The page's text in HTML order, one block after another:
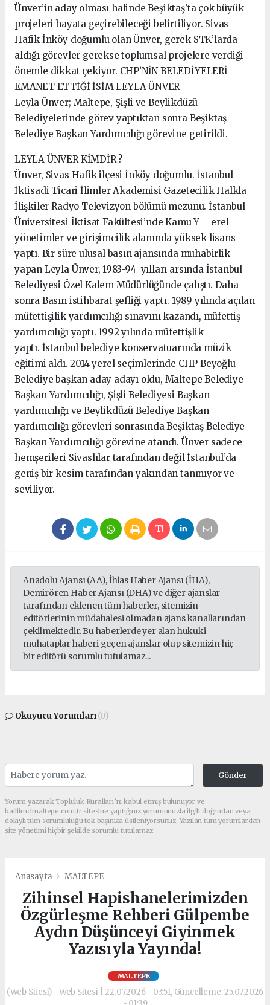
Ünver’in aday olması halinde Beşiktaş’ta çok büyük
projeleri hayata geçirebileceği belirtiliyor. Sivas
Hafik İnköy doğumlu olan Ünver, gerek STK’larda
aldığı görevler gerekse toplumsal projelere verdiği
önemle dikkat çekiyor. CHP’NİN BELEDİYELERİ
EMANET ETTİĞİ İSİM LEYLA ÜNVER
Leyla Ünver; Maltepe, Şişli ve Beylikdüzü
Belediyelerinde görev yaptıktan sonra Beşiktaş
Belediye Başkan Yardımcılığı görevine getirildi.
LEYLA ÜNVER KİMDİR ?
Ünver, Sivas Hafik ilçesi İnköy doğumlu. İstanbul
İktisadi Ticari İlimler Akademisi Gazetecilik Halkla
İlişkiler Radyo Televizyon bölümü mezunu. İstanbul
Üniversitesi İktisat Fakültesi’nde Kamu Y erel
yönetimler ve girişimcilik alanında yüksek lisans
yaptı. Bir süre ulusal basın ajansında muhabirlik
yapan Leyla Ünver, 1983-94 yılları arsında İstanbul
Belediyesi Özel Kalem Müdürlüğünde çalıştı. Daha
sonra Basın istihbarat şefliği yaptı. 1989 yılında açılan
müfettişilik yardımcılığı sınavını kazandı, müfettiş
yardımcılığı yaptı. 1992 yılında müfettişlik
yaptı. İstanbul belediye konservatuarında müzik
eğitimi aldı. 2014 yerel seçimlerinde CHP Beyoğlu
Belediye başkan aday adayı oldu, Maltepe Belediye
Başkan Yardımcılığı, Şişli Belediyesi Başkan
yardımcılığı ve Beylikdüzü Belediye Başkan
yardımcılığı görevleri sonrasında Beşiktaş Belediye
Başkan Yardımcılığı görevine atandı. Ünver sadece
hemşerileri Sivaslılar tarafından değil İstanbul’da
geniş bir kesim tarafından yakından tanınıyor ve
seviliyor.
Anadolu Ajansı (AA), İhlas Haber Ajansı (İHA),
Demirören Haber Ajansı (DHA) ve diğer ajanslar
tarafından eklenen tüm haberler, sitemizin
editörlerinin müdahalesi olmadan ajans kanallarından
çekilmektedir. Bu haberlerde yer alan hukuki
muhataplar haberi geçen ajanslar olup sitemizin hiç
bir editörü sorumlu tutulamaz...
Okuyucu Yorumları(0)
Gönder
Yorum yazarak Topluluk Kuralları’nı kabul etmiş bulunuyor ve
katilimcimaltepe.com.tr sitesine yaptığınız yorumunuzla ilgili doğrudan veya
dolaylı tüm sorumluluğu tek başınıza üstleniyorsunuz. Yazılan tüm yorumlardan
site yönetimi hiçbir şekilde sorumlu tutulamaz.
Anasayfa MALTEPE
Zihinsel Hapishanelerimizden
Özgürleşme Rehberi Gülpembe
Aydın Düşünceyi Giyinmek
Yazısıyla Yayında!
MALTEPE
(Web Sitesi) - Web Sitesi | 22.07.2026 - 03:51, Güncelleme: 25.07.2026